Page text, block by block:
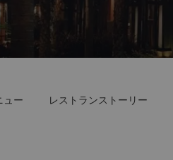
ュー レストランストーリー